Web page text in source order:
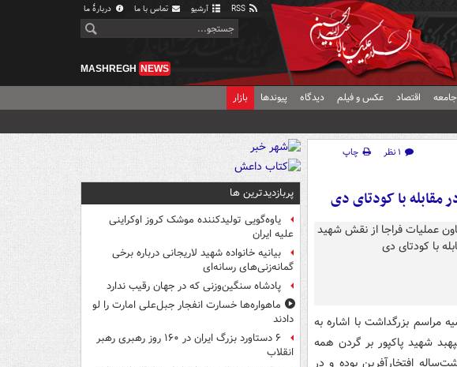
آرشیو تماس با ما دربارهٔ ما
MASHREGH NEWS
جامعه اقتصاد عکس و فیلم دیدگاه پیوندها بازار
۱ نظر
چاپ
مقابله با کودتای دی
مراسم بزرگداشت با اشاره به
شهید پاکپور بر گردن همه
افتخارآفرین بوده و در
پربازدیدترین ها
یاوه‌گویی تولیدکننده موشک کروز اوکراینی
علیه ایران
بیانیه خانواده شهید لاریجانی درباره برخی
گمانه‌زنی‌های رسانه‌ای
پادشاه سنگین‌وزنی که در جهان رقیب ندارد
ماهواره‌ها خسارت انفجار جبل‌علی امارت را لو
دادند
۶ دستاورد بزرگ ایران در ۱۶۰ روز رهبری رهبر
انقلاب